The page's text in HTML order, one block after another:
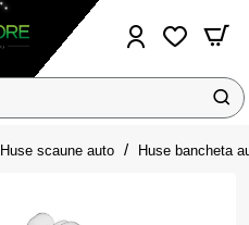
Huse scaune auto Huse bancheta